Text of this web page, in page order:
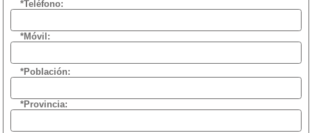
*Teléfono:
*Móvil:
*Población:
*Provincia: